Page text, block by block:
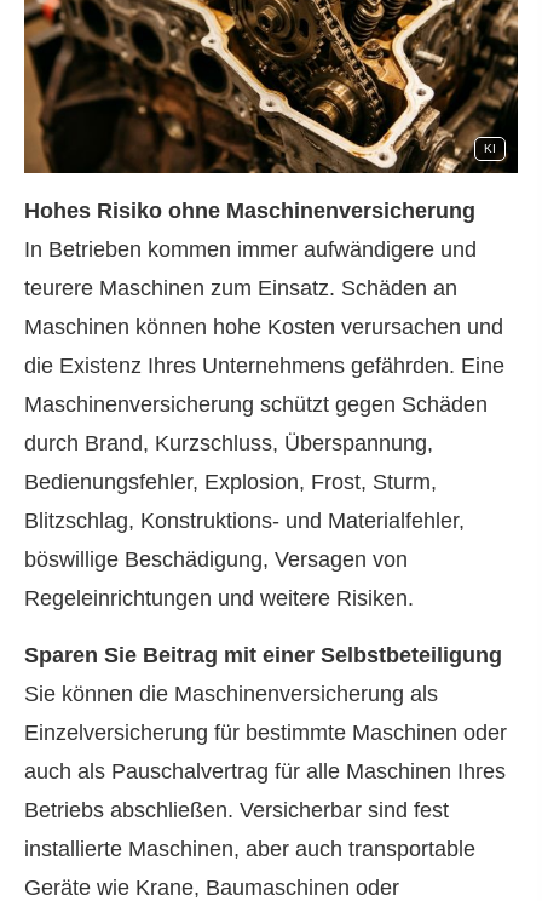
KI
Hohes Risiko ohne Maschinenversicherung
In Betrieben kommen immer aufwändigere und
teurere Maschinen zum Einsatz. Schäden an
Maschinen können hohe Kosten verursachen und
die Existenz Ihres Unternehmens gefährden. Eine
Maschinenversicherung schützt gegen Schäden
durch Brand, Kurzschluss, Überspannung,
Bedienungsfehler, Explosion, Frost, Sturm,
Blitzschlag, Konstruktions- und Materialfehler,
böswillige Beschädigung, Versagen von
Regeleinrichtungen und weitere Risiken.
Sparen Sie Beitrag mit einer Selbstbeteiligung
Sie können die Maschinenversicherung als
Einzelversicherung für bestimmte Maschinen oder
auch als Pauschalvertrag für alle Maschinen Ihres
Betriebs abschließen. Versicherbar sind fest
installierte Maschinen, aber auch transportable
Geräte wie Krane, Baumaschinen oder